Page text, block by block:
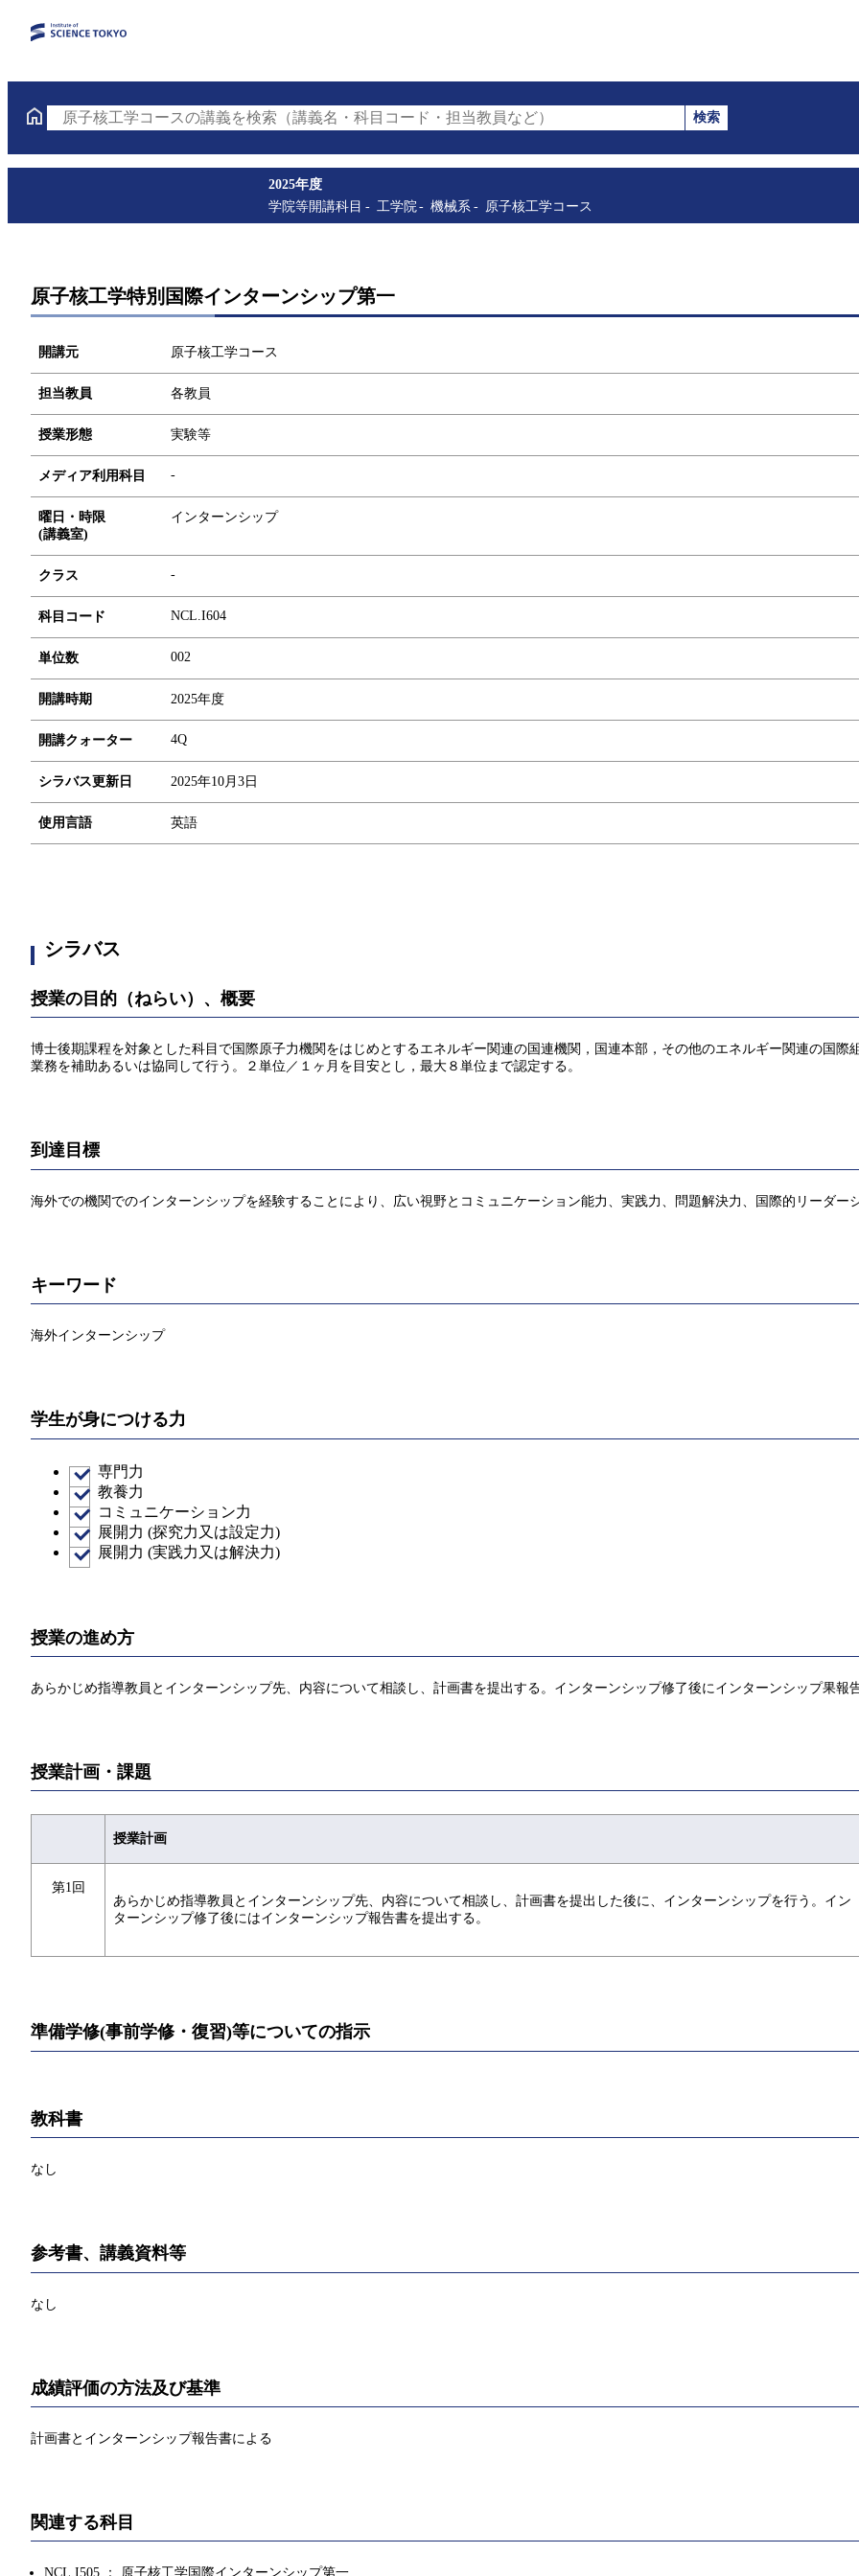
原子核工学コースの講義を検索（講義名・科目コード・担当教員など）
検索
2025年度
学院等開講科目
工学院 機械系 原子核工学コース
原子核工学特別国際インターンシップ第一
開講元 原子核工学コース
担当教員 各教員
授業形態 実験等
メディア利用科目 -
曜日・時限
(講義室)
インターンシップ
クラス -
科目コード NCL.I604
単位数 002
開講時期 2025年度
開講クォーター 4Q
シラバス更新日 2025年10月3日
使用言語 英語
シラバス
授業の目的（ねらい）、概要
博士後期課程を対象とした科目で国際原子力機関をはじめとするエネルギー関連の国連機関，国連本部，その他のエネルギー関連の国
業務を補助あるいは協同して行う。２単位／１ヶ月を目安とし，最大８単位まで認定する。
到達目標
海外での機関でのインターンシップを経験することにより、広い視野とコミュニケーション能力、実践力、問題解決力、国際的リーダー
キーワード
海外インターンシップ
学生が身につける力
専門力
教養力
コミュニケーション力
展開力 (探究力又は設定力)
展開力 (実践力又は解決力)
授業の進め方
あらかじめ指導教員とインターンシップ先、内容について相談し、計画書を提出する。インターンシップ修了後にインターンシップ果報
授業計画・課題
授業計画
第1回
あらかじめ指導教員とインターンシップ先、内容について相談し、計画書を提出した後に、インターンシップを行う。イン
ターンシップ修了後にはインターンシップ報告書を提出する。
準備学修(事前学修・復習)等についての指示
教科書
なし
参考書、講義資料等
なし
成績評価の方法及び基準
計画書とインターンシップ報告書による
関連する科目
NCL.I505 ： 原子核工学国際インターンシップ第一